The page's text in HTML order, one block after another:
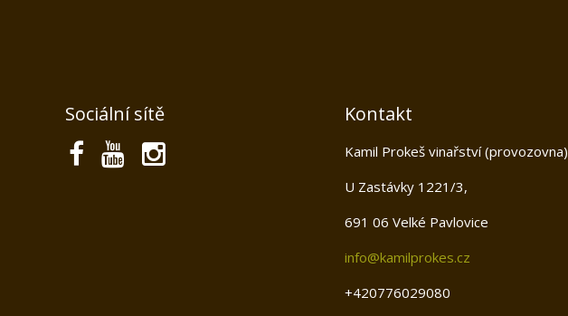
Sociální sítě Kontakt
Kamil Prokeš vinařství (provozovna)
U Zastávky 1221/3,
691 06 Velké Pavlovice
info@kamilprokes.cz
+420776029080